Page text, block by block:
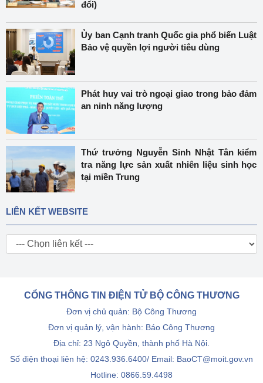
đổi)
Ủy ban Cạnh tranh Quốc gia phổ biến Luật
Bảo vệ quyền lợi người tiêu dùng
Phát huy vai trò ngoại giao trong bảo đảm
an ninh năng lượng
Thứ trưởng Nguyễn Sinh Nhật Tân kiểm
tra năng lực sản xuất nhiên liệu sinh học
tại miền Trung
LIÊN KẾT WEBSITE
CỔNG THÔNG TIN ĐIỆN TỬ BỘ CÔNG THƯƠNG
Đơn vị chủ quản: Bộ Công Thương
Đơn vị quản lý, vận hành: Báo Công Thương
Địa chỉ: 23 Ngô Quyền, thành phố Hà Nội.
Số điện thoại liên hệ: 0243.936.6400/ Email: BaoCT@moit.gov.vn
Hotline: 0866.59.4498